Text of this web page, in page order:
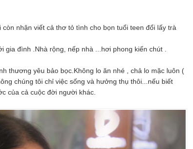
nhận viết cả thơ tỏ tình cho bọn tuổi teen đổi lấy trà
gia đình .Nhà rộng, nếp nhà ...hơi phong kiến chút .
thương yêu bảo bọc.Không lo ăn nhé , chả lo mặc luôn (
chúng tôi chỉ việc sống và hưởng thụ thôi...nếu biết
của cả cuộc đời người khác.